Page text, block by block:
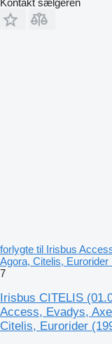
forlygte til Irisbus
Agora, Citelis, Eurorider
7
Irisbus CITELIS
Access, Evadys,
Citelis, Eurorider